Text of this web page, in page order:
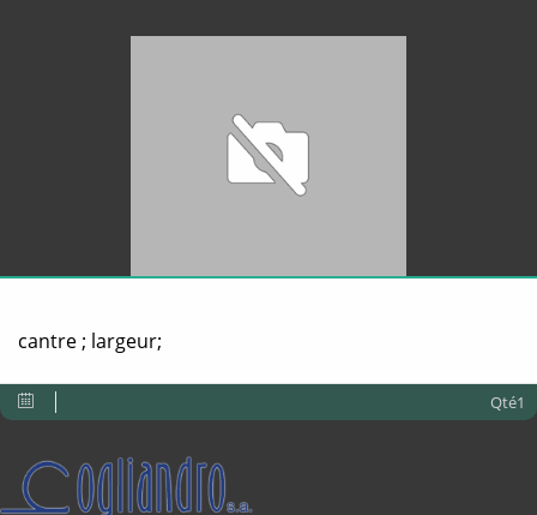
cantre ; largeur;
Qté1